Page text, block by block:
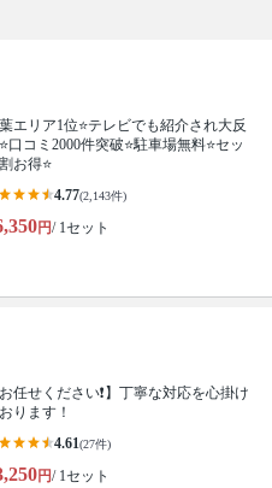
エリア1位⭐テレビでも紹介され大反
口コミ2000件突破⭐️駐車場無料⭐セッ
お得⭐
4.77(2,143件)
円/ 1セット
お任せください❗️】丁寧な対応を心掛け
ります！
4.61(27件)
円/ 1セット